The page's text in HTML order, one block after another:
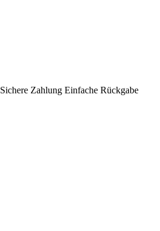
Sichere Zahlung Einfache Rückgabe